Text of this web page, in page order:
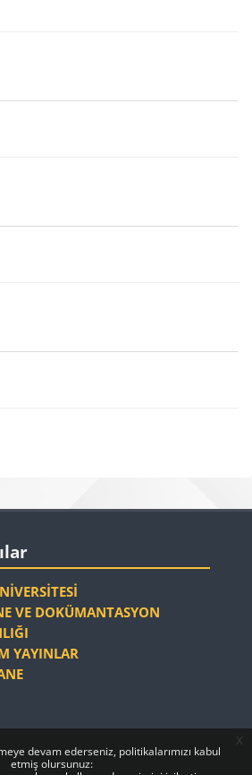
devam ederseniz, politikalarımızı kabul
etmiş olursunuz:
x
VE DOKÜMANTASYON
YAYINLAR